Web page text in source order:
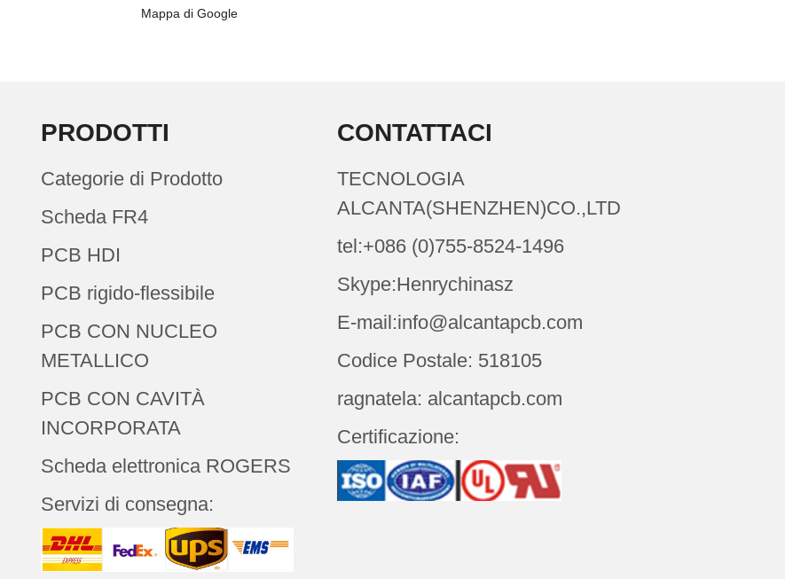
Mappa di Google
PRODOTTI
Categorie di Prodotto
Scheda FR4
PCB HDI
PCB rigido-flessibile
PCB CON NUCLEO
METALLICO
PCB CON CAVITÀ
INCORPORATA
Scheda elettronica ROGERS
Servizi di consegna:
CONTATTACI
TECNOLOGIA
ALCANTA(SHENZHEN)CO.,LTD
tel:+086 (0)755-8524-1496
Skype:Henrychinasz
E-mail:info@alcantapcb.com
Codice Postale: 518105
ragnatela: alcantapcb.com
Certificazione: